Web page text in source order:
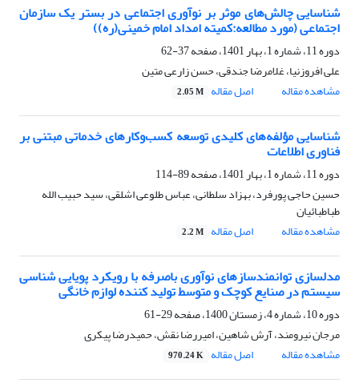
شناسایی چالش‌های موثر بر نوآوری اجتماعی در بستر یک سازمان
اجتماعی (مورد مطالعه:کمیته امداد امام خمینی(ره))
دوره 11، شماره 1، بهار 1401، صفحه
37-62
علی افروزنیا، غلامرضا جندقی، حسن زارعی متین
مشاهده مقاله
اصل مقاله 2.05 M
شناسایی مؤلفه‌های کلیدی توسعه کسب‌وکارهای خدماتی مبتنی بر
فناوری اطلاعات
دوره 11، شماره 1، بهار 1401، صفحه
89-114
حسین حاجی پورفرد، بهزاد سلطانی، عباس طلوعی اشلقی، سید حبیب الله
طباطبائیان
مشاهده مقاله
اصل مقاله 2.2 M
مدلسازی توانمندسازهای نوآوری باصرفه با رویکرد پویایی شناسی
سیستم در صنایع کوچک و متوسط تولید کننده لوازم خانگی
دوره 10، شماره 4، زمستان 1400، صفحه
29-61
مرجان نیرومند، آرش شاهین، امیررضا نقش، حمیدرضا پیکری
مشاهده مقاله
اصل مقاله 970.24 K